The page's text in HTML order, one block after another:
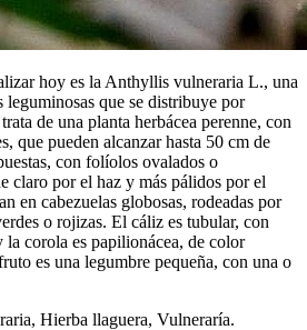
hoy es la Anthyllis vulneraria L., una
leguminosas que se distribuye por
de una planta herbácea perenne, con
que pueden alcanzar hasta 50 cm de
con folíolos ovalados o
claro por el haz y más pálidos por el
en cabezuelas globosas, rodeadas por
o rojizas. El cáliz es tubular, con
la corola es papilionácea, de color
es una legumbre pequeña, con una o
Hierba llaguera, Vulneraría.